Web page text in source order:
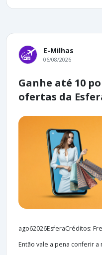
E-Milhas
06/08/2026
Ganhe até 10
ofertas da
ago62026EsferaCréditos:
Então vale a pena conferir